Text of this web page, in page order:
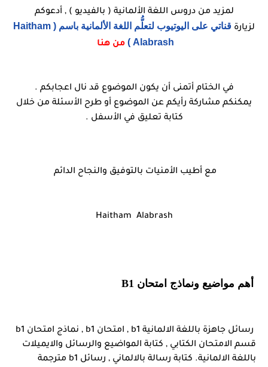
لمزيد من دروس اللغة الألمانية ( بالفيديو ) , أدعوكم
لزيارة
قناتي على اليوتيوب لتعلُّم اللغة الألمانية باسم ( Haitham
Alabrash )
من هنا
في الختام أتمنى أن يكون الموضوع قد نال اعجابكم .
يمكنكم مشاركة رأيكم عن الموضوع أو طرح الأسئلة من خلال
كتابة تعليق في الأسفل .
مع أطيب الأمنيات بالتوفيق والنجاح الدائم
Haitham Alabrash
أهم مواضيع ونماذج امتحان B1
رسائل جاهزة باللغة الالمانية b1 , امتحان b1 ,
باللغة الالمانية. كتابة رسالة بالالماني ,